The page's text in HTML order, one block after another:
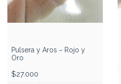
Pulsera y Aros ~ Rojo y
Oro
$27.000